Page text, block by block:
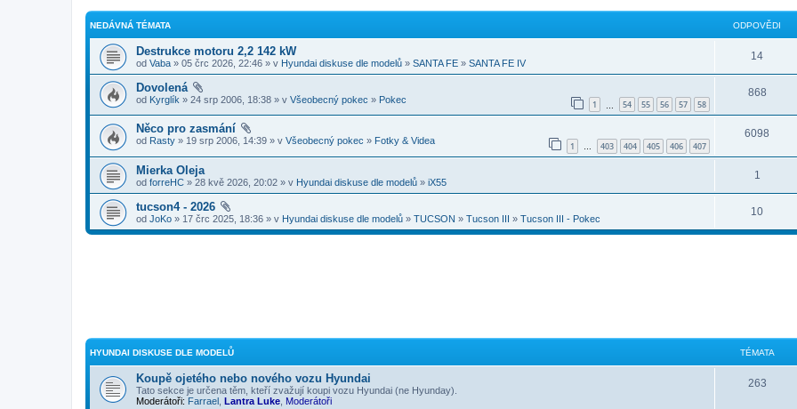
NEDÁVNÁ TÉMATA ODPOVĚDI
Destrukce motoru 2,2 142 kW
od Vaba » 05 črc 2026, 22:46 » v Hyundai diskuse dle modelů » SANTA FE » SANTA FE IV
14
Dovolená
1 54 55 56 57 58
od Kyrglík » 24 srp 2006, 18:38 » v Všeobecný pokec » Pokec
868
Něco pro zasmání
1 … 403 404 405 406 407
od Rasty » 19 srp 2006, 14:39 » v Všeobecný pokec » Fotky & Videa
6098
Mierka Oleja
od forreHC » 28 kvě 2026, 20:02 » v Hyundai diskuse dle modelů » iX55
1
tucson4 - 2026
od JoKo » 17 črc 2025, 18:36 » v Hyundai diskuse dle modelů » TUCSON » Tucson III » Tucson III - Pokec
10
HYUNDAI DISKUSE DLE MODELŮ TÉMATA
Koupě ojetého nebo nového vozu Hyundai
Tato sekce je určena těm, kteří zvažují koupi vozu Hyundai (ne Hyunday).
Moderátoři: Farrael Lantra Luke Moderátoři
263